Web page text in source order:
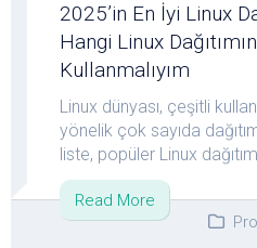
2025’in En İyi Linux
Hangi Linux
Kullanmalıyım
Linux dünyası, çeşitli
yönelik çok sayıda
liste, popüler Linux
Read More